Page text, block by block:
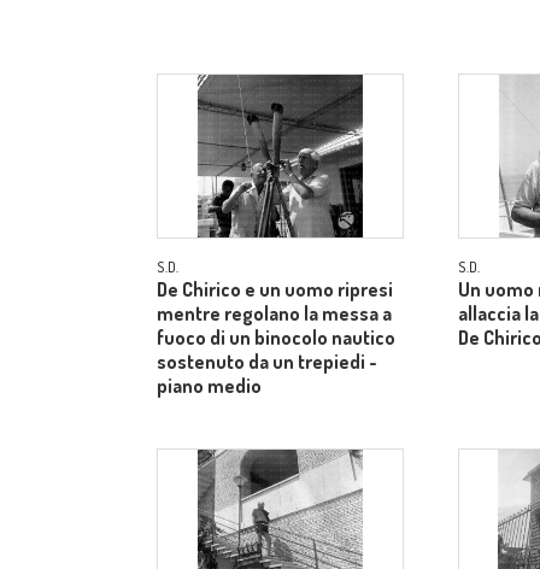
S.D.
De Chirico e un uomo ripresi
mentre regolano la messa a
fuoco di un binocolo nautico
sostenuto da un trepiedi -
piano medio
S.D.
Un
allaccia
De